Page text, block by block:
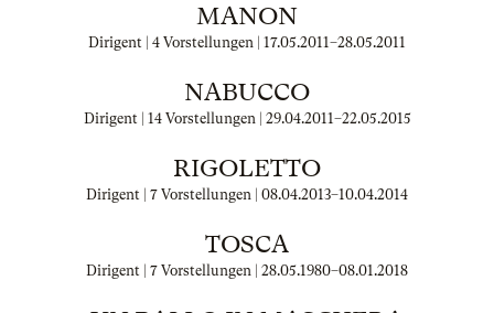
MANON
Dirigent | 4 Vorstellungen | 17.05.2011–28.05.2011
NABUCCO
Dirigent | 14 Vorstellungen | 29.04.2011–22.05.2015
RIGOLETTO
Dirigent | 7 Vorstellungen | 08.04.2013–10.04.2014
TOSCA
Dirigent | 7 Vorstellungen | 28.05.1980–08.01.2018